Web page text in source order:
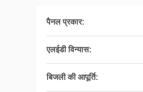
पैनल प्रकार:
एलईडी विन्यास:
बिजली की आपूर्ति: